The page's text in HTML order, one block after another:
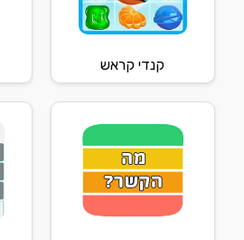
קנדי קראש